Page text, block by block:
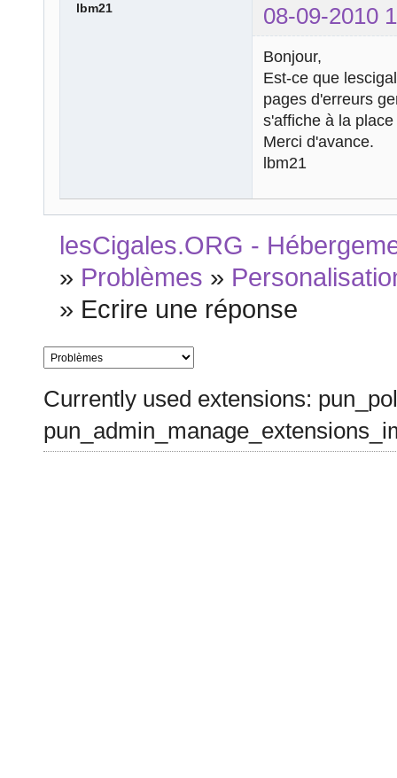
lbm21 08-09-2010
Bonjour,
Est-ce que
pages d'erreurs
s'affiche à la
Merci d'avance.
lbm21
lesCigales.ORG -
» Problèmes »
» Ecrire une réponse
Currently used extensions: